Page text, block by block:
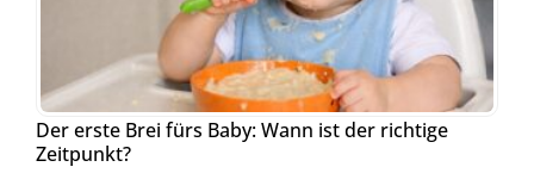
Der erste Brei fürs Baby: Wann ist der richtige
Zeitpunkt?